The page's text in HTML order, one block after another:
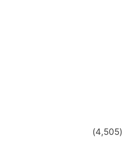
(4,505)